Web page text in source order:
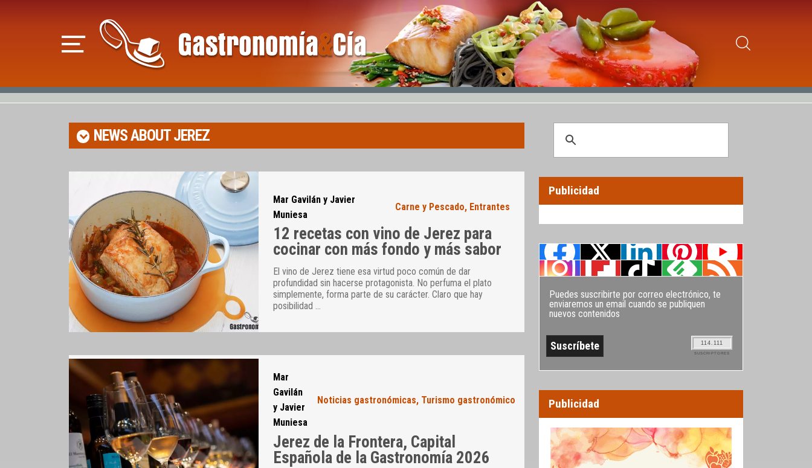
NEWS ABOUTJEREZ
Mar Gavilán y Javier
Muniesa
Carne y Pescado, Entrantes
12 recetas con vino de Jerez para
cocinar con más fondo y más sabor
El vino de Jerez tiene esa virtud poco común de dar
profundidad sin hacerse protagonista. No perfuma el plato
simplemente, forma parte de su carácter. Claro que hay
posibilidad …
Mar
Gavilán
y Javier
Muniesa
Noticias gastronómicas, Turismo gastronómico
Jerez de la Frontera, Capital
Española de la Gastronomía 2026
Publicidad
Puedes suscribirte por correo electrónico, te
enviaremos un email cuando se publiquen
nuevos contenidos
114.111
SUSCRIPTORES
Publicidad